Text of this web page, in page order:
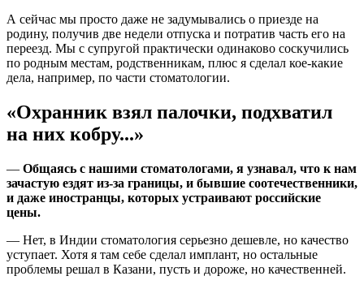
А сейчас мы просто даже не задумывались о приезде на
родину, получив две недели отпуска и потратив часть его на
переезд. Мы с супругой практически одинаково соскучились
по родным местам, родственникам, плюс я сделал кое-какие
дела, например, по части стоматологии.
«Охранник взял палочки, подхватил
на них кобру...»
— Общаясь с нашими стоматологами, я узнавал, что к нам
зачастую ездят из-за границы, и бывшие соотечественники,
и даже иностранцы, которых устраивают российские
цены.
— Нет, в Индии стоматология серьезно дешевле, но качество
уступает. Хотя я там себе сделал имплант, но остальные
проблемы решал в Казани, пусть и дороже, но качественней.